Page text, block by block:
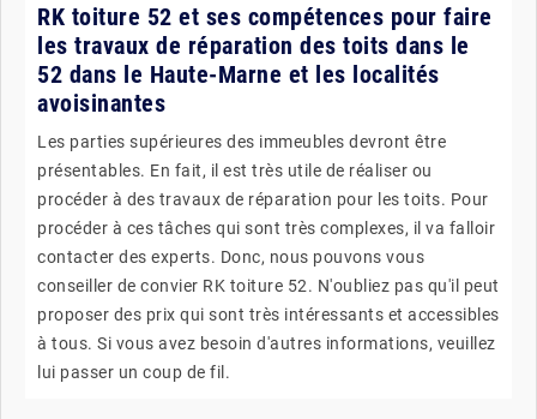
RK toiture 52 et ses compétences pour faire
les travaux de réparation des toits dans le
52 dans le Haute-Marne et les localités
avoisinantes
Les parties supérieures des immeubles devront être
présentables. En fait, il est très utile de réaliser ou
procéder à des travaux de réparation pour les toits. Pour
procéder à ces tâches qui sont très complexes, il va falloir
contacter des experts. Donc, nous pouvons vous
conseiller de convier RK toiture 52. N'oubliez pas qu'il peut
proposer des prix qui sont très intéressants et accessibles
à tous. Si vous avez besoin d'autres informations, veuillez
lui passer un coup de fil.